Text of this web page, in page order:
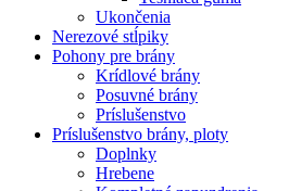
Ukončenia
Nerezové stĺpiky
Pohony pre brány
Krídlové brány
Posuvné brány
Príslušenstvo
Príslušenstvo brány, ploty
Doplnky
Hrebene